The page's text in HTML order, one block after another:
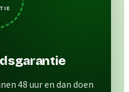
48 uur en dan doen